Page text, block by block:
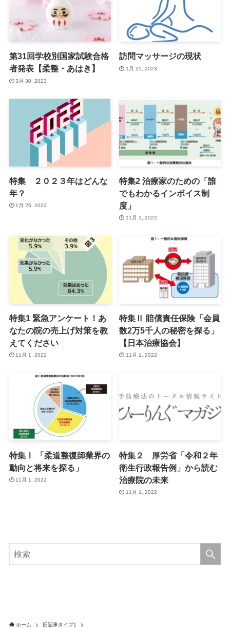
第31回学校別国家試験合格
者発表【柔整・あはき】
3月 30, 2023
訪問マッサージの現状
1月 25, 2023
特集 ２０２３年はどんな
年？
1月 25, 2023
特集2 治療家のための「誰
でもわかるインボイス制
度」
11月 1, 2022
特集1 緊急アンケート！あ
なたの院の売上げ対策を教
えてください
11月 1, 2022
特集Ⅱ 賠償責任保険「会員
数2万5千人の秘密を探る」
【日本治療協会】
11月 1, 2022
特集Ⅰ 「柔道整復師業界の
動向と将来を探る」
11月 1, 2022
特集２ 厚労省「令和２年
衛生行政報告例」から読む
治療院の未来
11月 1, 2022
ホーム 旧記事タイプ1